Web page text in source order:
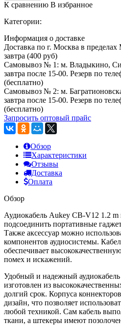
К сравнению В избранное
Категории:
Информация о доставке
Доставка по г. Москва в
завтра (400 руб)
Самовывоз № 1: м. Владыкино,
завтра после 15-00. Резерв по
(бесплатно)
Самовывоз № 2: м.
завтра после 15-00. Резерв по
(бесплатно)
Запросить оптовый прайс
Обзор
Характеристики
Отзывы
Доставка
Оплата
Обзор
Аудиокабель Aukey CB-V12 1.2 m
подсоединить портативные
Также аксессуар можно
компонентов аудиосистемы.
обеспечивает
помех и искажений.
Удобный и надежный
изготовлен из
долгий срок. Корпуса
дизайн, что позволяет
любой техникой. Сам кабель
ткани, а штекеры имеют